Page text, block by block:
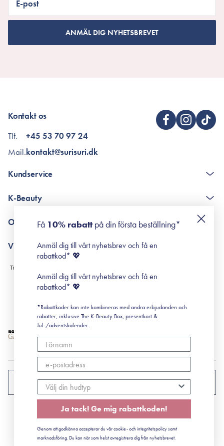
E-post
ANMÄL DIG NYHETSBREVET
Kontakt os
Tlf.
Mail.
+45 53 70 97 24
kontakt@surisuri.dk
Kundservice
Poängshop - frågor och svar
K-Beauty
Retinol för nybörjare
Om Surisuri
Black Friday
Villkor
Leverans & Retur
Köpvillkor
Prenumerationsvillkor
Cookiepolicy
SVERIGE
© 2022 Surisuri ApS - Storstrømsvej 42, 6715 Esbjerg N
CVR: 41492252
Få 10% rabattpå din första beställning*
Anmäl dig till vårt nyhetsbrev och få en
rabattkod* 💖
Anmäl dig till vårt nyhetsbrev och få en
rabattkod* 💖
*Rabattkoder kan inte kombineras med andra erbjudanden och
rabatter, inklusive The K-Beauty Box, presentkort &
Jul-/adventskalender.
Ja tack! Ge mig rabattkoden!
Genom att godkänna accepterar du vår cookie- och integritetspolicy samt
marknadsföring. Du kan när som helst avregistrera dig från nyhetsbrevet.